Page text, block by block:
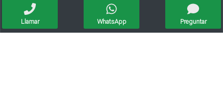
Lote Barrio El Bosque A 20 Metros De Av. Irigoyen
Llamar WhatsApp Preguntar